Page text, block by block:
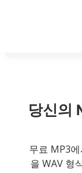
당신의
무료 MP3
을 WAV 형